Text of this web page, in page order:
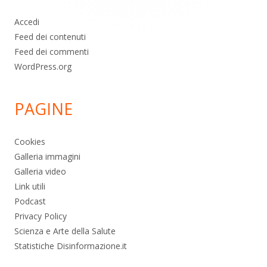
Accedi
Feed dei contenuti
Feed dei commenti
WordPress.org
PAGINE
Cookies
Galleria immagini
Galleria video
Link utili
Podcast
Privacy Policy
Scienza e Arte della Salute
Statistiche Disinformazione.it